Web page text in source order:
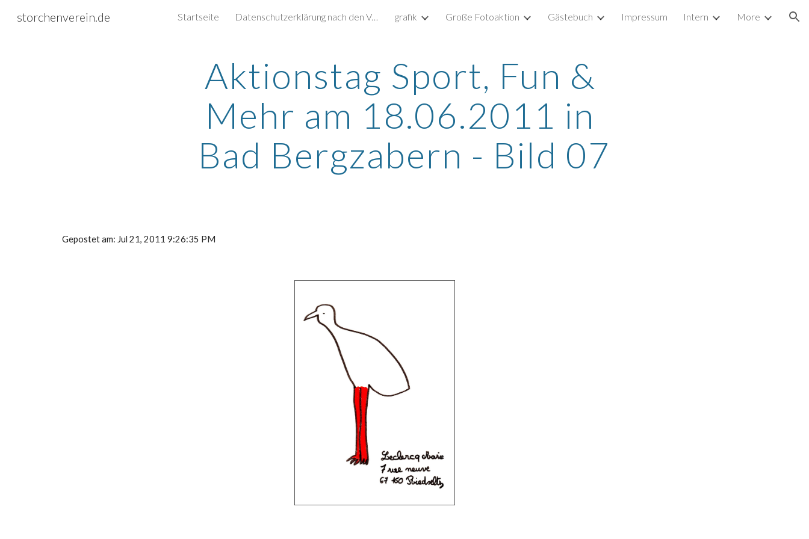
Skip to main content Skip to navigation
storchenverein.de Startseite Datenschutzerklärung nach den Vorgaben der DSGVO grafik Große Fotoaktion Gästebuch Impressum Intern More
Aktionstag Sport, Fun &
Mehr am 18.06.2011 in
Bad Bergzabern - Bild 07
Gepostet am: Jul 21, 2011 9:26:35 PM